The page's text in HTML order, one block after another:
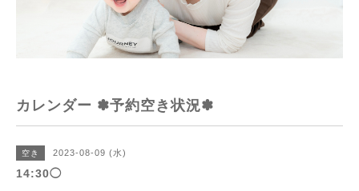
カレンダー ✽予約空き状況✽
空き 2023-08-09 (水)
14:30◯